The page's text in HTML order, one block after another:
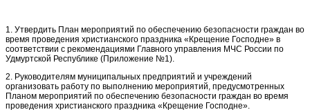
1. Утвердить План мероприятий по обеспечению безопасности граждан во
время проведения христианского праздника «Крещение Господне» в
соответствии с рекомендациями Главного управления МЧС России по
Удмуртской Республике (Приложение №1).
2. Руководителям муниципальных предприятий и учреждений
организовать работу по выполнению мероприятий, предусмотренных
Планом мероприятий по обеспечению безопасности граждан во время
проведения христианского праздника «Крещение Господне».